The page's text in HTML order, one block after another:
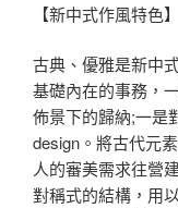
【新中式作風特色】
古典、優雅是新中
基礎內在的事務，
佈景下的歸納;一是
design。將古代元
人的審美需求往營
對稱式的結構，用